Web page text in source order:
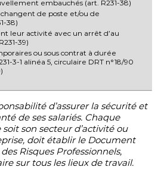
embauchés (art. R231-38)
38)
39)
3-1 alinéa 5, circulaire DRT n°18/90
d’assurer la sécurité et
de ses salariés. Chaque
son secteur d’activité ou
doit établir le Document
Risques Professionnels,
sur tous les lieux de travail.